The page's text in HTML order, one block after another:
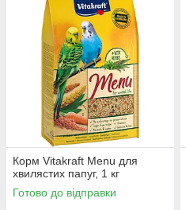
Корм Vitakraft Menu для
хвилястих папуг, 1 кг
Готово до відправки